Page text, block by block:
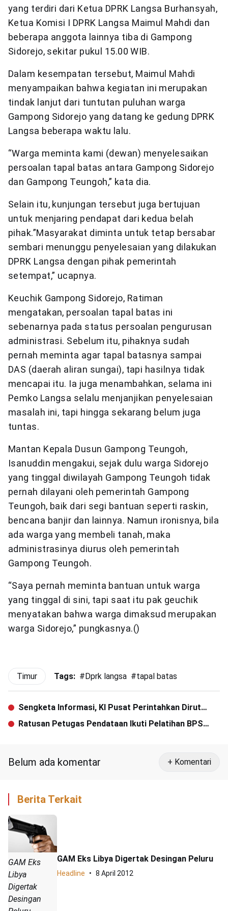
yang terdiri dari Ketua DPRK Langsa Burhansyah,
Ketua Komisi I DPRK Langsa Maimul Mahdi dan
beberapa anggota lainnya tiba di Gampong
Sidorejo, sekitar pukul 15.00 WIB.
Dalam kesempatan tersebut, Maimul Mahdi
menyampaikan bahwa kegiatan ini merupakan
tindak lanjut dari tuntutan puluhan warga
Gampong Sidorejo yang datang ke gedung DPRK
Langsa beberapa waktu lalu.
“Warga meminta kami (dewan) menyelesaikan
persoalan tapal batas antara Gampong Sidorejo
dan Gampong Teungoh,” kata dia.
Selain itu, kunjungan tersebut juga bertujuan
untuk menjaring pendapat dari kedua belah
pihak.”Masyarakat diminta untuk tetap bersabar
sembari menunggu penyelesaian yang dilakukan
DPRK Langsa dengan pihak pemerintah
setempat,” ucapnya.
Keuchik Gampong Sidorejo, Ratiman
mengatakan, persoalan tapal batas ini
sebenarnya pada status persoalan pengurusan
administrasi. Sebelum itu, pihaknya sudah
pernah meminta agar tapal batasnya sampai
DAS (daerah aliran sungai), tapi hasilnya tidak
mencapai itu. Ia juga menambahkan, selama ini
Pemko Langsa selalu menjanjikan penyelesaian
masalah ini, tapi hingga sekarang belum juga
tuntas.
Mantan Kepala Dusun Gampong Teungoh,
Isanuddin mengakui, sejak dulu warga Sidorejo
yang tinggal diwilayah Gampong Teungoh tidak
pernah dilayani oleh pemerintah Gampong
Teungoh, baik dari segi bantuan seperti raskin,
bencana banjir dan lainnya. Namun ironisnya, bila
ada warga yang membeli tanah, maka
administrasinya diurus oleh pemerintah
Gampong Teungoh.
“Saya pernah meminta bantuan untuk warga
yang tinggal di sini, tapi saat itu pak geuchik
menyatakan bahwa warga dimaksud merupakan
warga Sidorejo,” pungkasnya.()
Timur Tags: #Dprk langsa #tapal batas
Sengketa Informasi, KI Pusat Perintahkan Dirut
Pertamina Hadiri Persidangan
Ratusan Petugas Pendataan Ikuti Pelatihan BPS
Belum ada komentar + Komentari
Berita Terkait
GAM Eks
Libya
Digertak
Desingan
GAM Eks Libya Digertak Desingan Peluru
Headline 8 April 2012